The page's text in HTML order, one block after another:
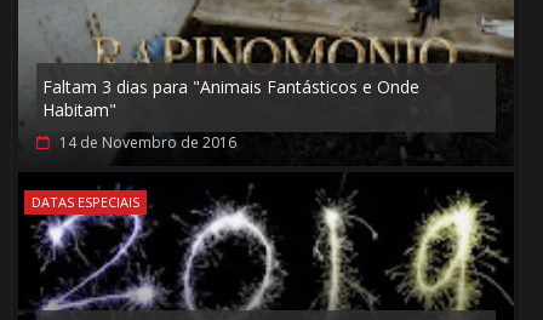
Faltam 3 dias para "Animais Fantásticos e Onde
Habitam"
14 de Novembro de 2016
DATAS ESPECIAIS 🎂